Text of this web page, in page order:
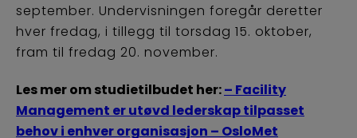
september. Undervisningen foregår deretter
hver fredag, i tillegg til torsdag 15. oktober,
fram til fredag 20. november.
Les mer om studietilbudet her:– Facility
Management er utøvd lederskap tilpasset
behov i enhver organisasjon – OsloMet